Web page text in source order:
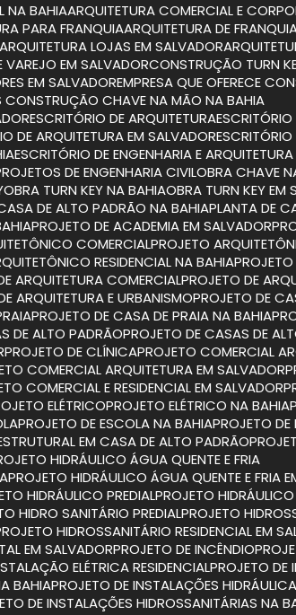
NA BAHIA ARQUITETURA COMERCIAL E
PARA FRANQUIA ARQUITETURA DE
ARQUITETURA LOJAS EM SALVADOR
VAREJO EM SALVADOR CONSTRUÇÃO TURN
EM SALVADOR EMPRESA QUE OFERECE
CONSTRUÇÃO CHAVE NA MÃO NA BAHIA
ESCRITÓRIO DE ARQUITETURA
DE ARQUITETURA EM SALVADOR
ESCRITÓRIO DE ENGENHARIA E
DE ENGENHARIA CIVIL OBRA CHAVE
OBRA TURN KEY NA BAHIA OBRA TURN KEY EM
CASA DE ALTO PADRÃO NA BAHIA PLANTA DE
PROJETO DE ACADEMIA EM SALVADOR
COMERCIAL PROJETO
RESIDENCIAL NA BAHIA
ARQUITETURA COMERCIAL PROJETO DE
ARQUITETURA E URBANISMO PROJETO DE
PROJETO DE CASA DE PRAIA NA BAHIA
DE ALTO PADRÃO PROJETO DE CASAS DE
PROJETO DE CLÍNICA PROJETO COMERCIAL
COMERCIAL ARQUITETURA EM SALVADOR
COMERCIAL E RESIDENCIAL EM SALVADOR
ELÉTRICO PROJETO ELÉTRICO NA BAHIA
PROJETO DE ESCOLA NA BAHIA PROJETO
EM CASA DE ALTO PADRÃO
HIDRÁULICO ÁGUA QUENTE E FRIA
PROJETO HIDRÁULICO ÁGUA QUENTE E FRIA
HIDRÁULICO PREDIAL PROJETO
HIDRO SANITÁRIO PREDIAL PROJETO
PROJETO HIDROSSANITÁRIO RESIDENCIAL EM
EM SALVADOR PROJETO DE INCÊNDIO
ELÉTRICA RESIDENCIAL PROJETO
BAHIA PROJETO DE INSTALAÇÕES
DE INSTALAÇÕES HIDROSSANITÁRIAS NA